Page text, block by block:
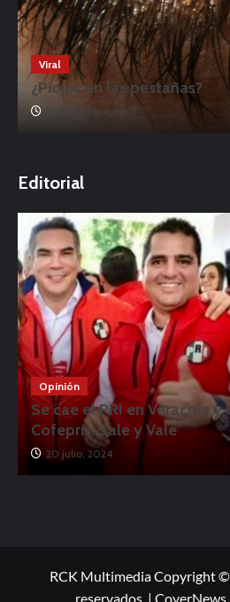
Viral
¿Piojos en las pestañas?
17 noviembre, 2019
Editorial
Opinión
Se cae el PRI en Veracruz
Cofepris: Sale y Vale
20 julio, 2024
RCK Multimedia Copyright ©
reservados. | CoverNews